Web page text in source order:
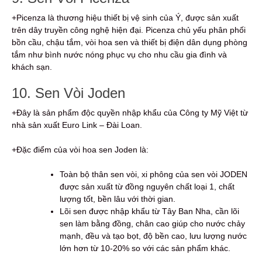
+Picenza là thương hiệu thiết bị vệ sinh của Ý, được sản xuất
trên dây truyền công nghệ hiện đại. Picenza chủ yếu phân phối
bồn cầu, chậu tắm, vòi hoa sen và thiết bị điện dân dụng phòng
tắm như bình nước nóng phục vụ cho nhu cầu gia đình và
khách sạn.
10. Sen Vòi Joden
+Đây là sản phẩm độc quyền nhập khẩu của Công ty Mỹ Việt từ
nhà sản xuất Euro Link – Đài Loan.
+Đặc điểm của vòi hoa sen Joden là:
Toàn bộ thân sen vòi, xi phông của sen vòi JODEN
được sản xuất từ đồng nguyên chất loại 1, chất
lượng tốt, bền lâu với thời gian.
Lõi sen được nhập khẩu từ Tây Ban Nha, cần lõi
sen làm bằng đồng, chân cao giúp cho nước chảy
mạnh, đều và tạo bọt, độ bền cao, lưu lượng nước
lớn hơn từ 10-20% so với các sản phẩm khác.